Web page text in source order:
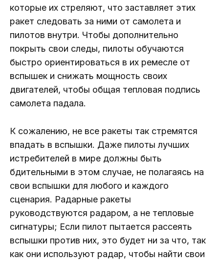
которые их стреляют, что заставляет этих
ракет следовать за ними от самолета и
пилотов внутри. Чтобы дополнительно
покрыть свои следы, пилоты обучаются
быстро ориентироваться в их ремесле от
вспышек и снижать мощность своих
двигателей, чтобы общая тепловая подпись
самолета падала.
К сожалению, не все ракеты так стремятся
впадать в вспышки. Даже пилоты лучших
истребителей в мире должны быть
бдительными в этом случае, не полагаясь на
свои вспышки для любого и каждого
сценария. Радарные ракеты
руководствуются радаром, а не тепловые
сигнатуры; Если пилот пытается рассеять
вспышки против них, это будет ни за что, так
как они используют радар, чтобы найти свои